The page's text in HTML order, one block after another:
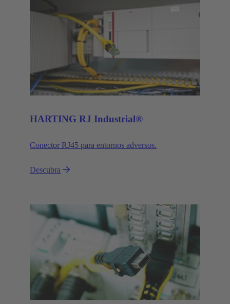
HARTING RJ Industrial®
Conector RJ45 para entornos adversos.
Descubra